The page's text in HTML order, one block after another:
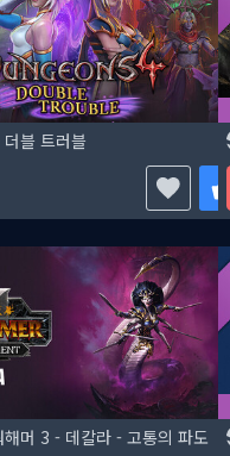
블 트러블
해머 3 - 데칼라 - 고통의 파도